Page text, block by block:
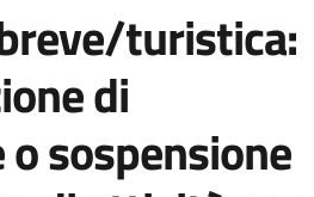
turistica:
di
sospensione